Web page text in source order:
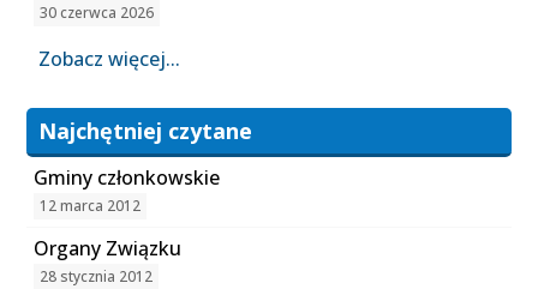
30 czerwca 2026
Zobacz więcej...
Najchętniej czytane
Gminy członkowskie
12 marca 2012
Organy Związku
28 stycznia 2012